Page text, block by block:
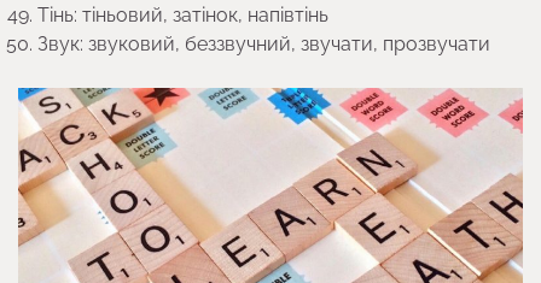
Тінь: тіньовий, затінок, напівтінь
Звук: звуковий, беззвучний, звучати, прозвучати